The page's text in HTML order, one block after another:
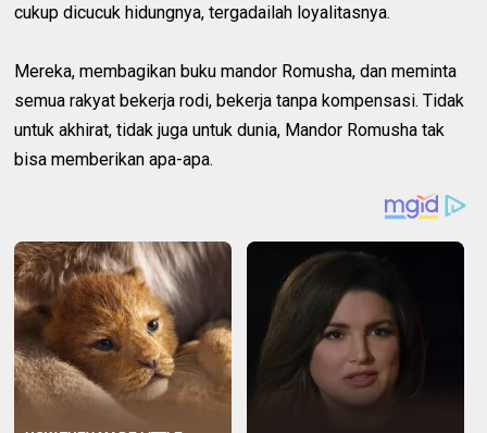
cukup dicucuk hidungnya, tergadailah loyalitasnya.
Mereka, membagikan buku mandor Romusha, dan meminta
semua rakyat bekerja rodi, bekerja tanpa kompensasi. Tidak
untuk akhirat, tidak juga untuk dunia, Mandor Romusha tak
bisa memberikan apa-apa.